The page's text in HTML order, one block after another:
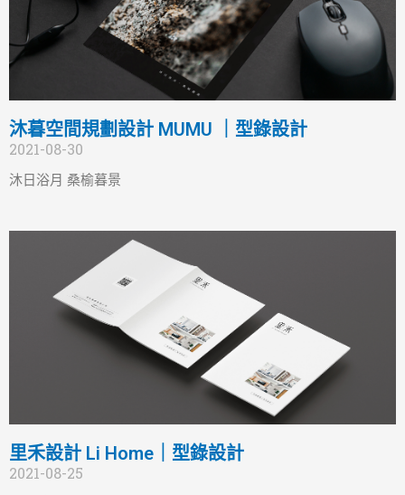
沐暮空間規劃設計 MUMU ｜型錄設計
2021-08-30
沐日浴月 桑榆暮景
里禾設計 Li Home｜型錄設計
2021-08-25